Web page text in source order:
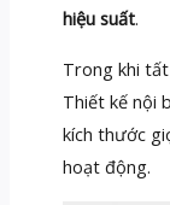
hiệu suất.
Trong khi
Thiết kế nội
kích thước
hoạt động.